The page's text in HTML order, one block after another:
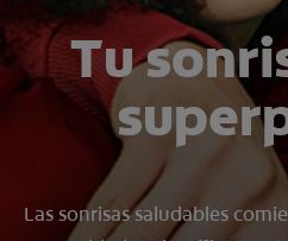
Tu
Las sonrisas saludables